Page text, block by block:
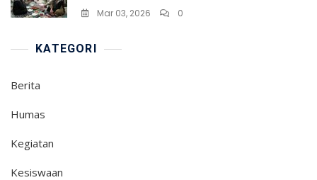
Mar 03, 2026 0
KATEGORI
Berita
Humas
Kegiatan
Kesiswaan